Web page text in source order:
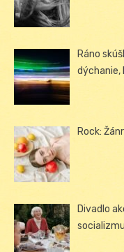
Ráno
dýchanie,
Rock:
Divadlo